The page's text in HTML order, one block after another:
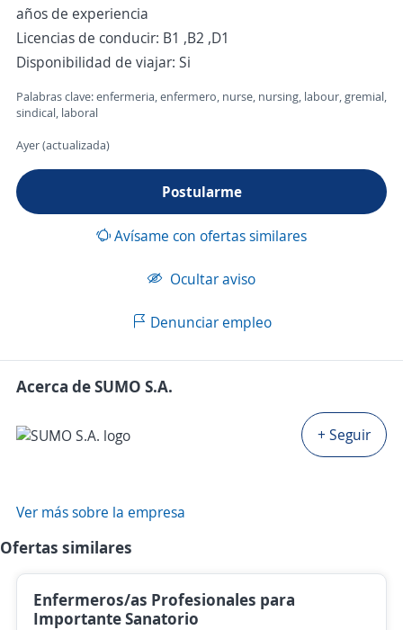
años de experiencia
Licencias de conducir: B1 ,B2 ,D1
Disponibilidad de viajar: Si
Palabras clave: enfermeria, enfermero, nurse, nursing, labour, gremial,
sindical, laboral
Ayer (actualizada)
Postularme
Avísame con ofertas similares
Ocultar aviso
Denunciar empleo
Acerca de SUMO S.A.
+ Seguir
Ver más sobre la empresa
Ofertas similares
Enfermeros/as Profesionales para
Importante Sanatorio